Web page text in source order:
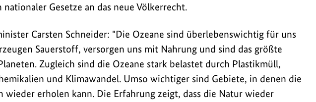
nationaler Gesetze an das neue Völkerrecht.
Carsten Schneider: "Die Ozeane sind überlebenswichtig für uns
Sauerstoff, versorgen uns mit Nahrung und sind das größte
Zugleich sind die Ozeane stark belastet durch Plastikmüll,
und Klimawandel. Umso wichtiger sind Gebiete, in denen die
wieder erholen kann. Die Erfahrung zeigt, dass die Natur wieder